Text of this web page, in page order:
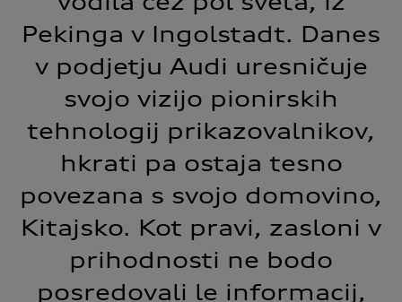
Pekinga v Ingolstadt. Danes
v podjetju Audi uresničuje
svojo vizijo pionirskih
tehnologij prikazovalnikov,
hkrati pa ostaja tesno
povezana s svojo domovino,
Kitajsko. Kot pravi, zasloni v
prihodnosti ne bodo
posredovali le informacij,